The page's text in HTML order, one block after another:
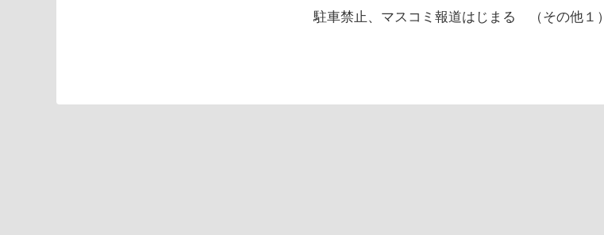
駐車禁止、マスコミ報道はじまる （その他１）